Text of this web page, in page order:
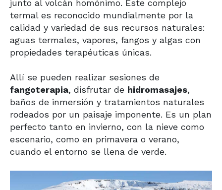
junto al volcán homónimo. Este complejo
termal es reconocido mundialmente por la
calidad y variedad de sus recursos naturales:
aguas termales, vapores, fangos y algas con
propiedades terapéuticas únicas.
Allí se pueden realizar sesiones de
fangoterapia, disfrutar de hidromasajes,
baños de inmersión y tratamientos naturales
rodeados por un paisaje imponente. Es un plan
perfecto tanto en invierno, con la nieve como
escenario, como en primavera o verano,
cuando el entorno se llena de verde.